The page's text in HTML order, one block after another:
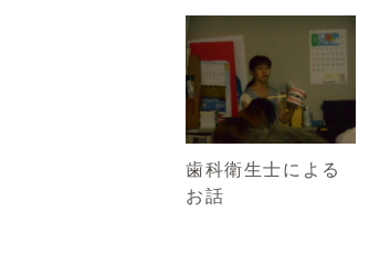
歯科衛生士による
お話